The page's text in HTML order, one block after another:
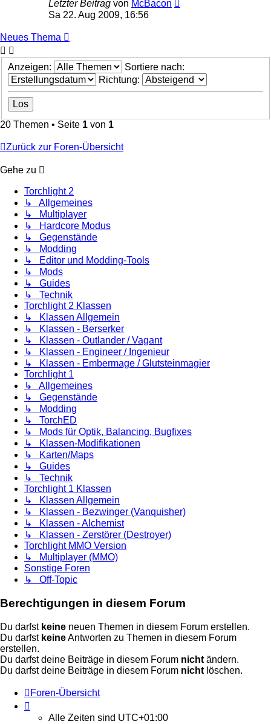
Letzter Beitrag von McBacon
Sa 22. Aug 2009, 16:56
Neues Thema
Anzeigen:
Sortiere nach:
Richtung:
20 Themen • Seite 1 von 1
Zurück zur Foren-Übersicht
Gehe zu
Torchlight 2
↳ Allgemeines
↳ Multiplayer
↳ Hardcore Modus
↳ Gegenstände
↳ Modding
↳ Editor und Modding-Tools
↳ Mods
↳ Guides
↳ Technik
Torchlight 2 Klassen
↳ Klassen Allgemein
↳ Klassen - Berserker
↳ Klassen - Outlander / Vagant
↳ Klassen - Engineer / Ingenieur
↳ Klassen - Embermage / Glutsteinmagier
Torchlight 1
↳ Allgemeines
↳ Gegenstände
↳ Modding
↳ TorchED
↳ Mods für Optik, Balancing, Bugfixes
↳ Klassen-Modifikationen
↳ Karten/Maps
↳ Guides
↳ Technik
Torchlight 1 Klassen
↳ Klassen Allgemein
↳ Klassen - Bezwinger (Vanquisher)
↳ Klassen - Alchemist
↳ Klassen - Zerstörer (Destroyer)
Torchlight MMO Version
↳ Multiplayer (MMO)
Sonstige Foren
↳ Off-Topic
Berechtigungen in diesem Forum
Du darfst keine neuen Themen in diesem Forum erstellen.
Du darfst keineAntworten zu Themen in diesem Forum
erstellen.
Du darfst deine Beiträge in diesem Forum nicht ändern.
Du darfst deine Beiträge in diesem Forum nicht löschen.
Foren-Übersicht
Alle Zeiten sind UTC+01:00